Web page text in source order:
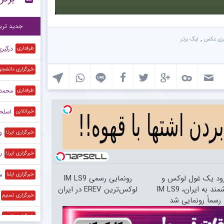
عکس , لیگ برتر
یک غول لوکس و
هوشمند به ایران، IM LS9
رسماً رونمایی شد
رونمایی رسمی IM LS9
لوکس‌ترین EREV در ایران
۲۲:۲۰
جدید
طرفداری
خبرگزاری
طرفداری
خبرانلاین
خبرگزاری ایرنا
خبرگزاری ایرنا
خبرگزاری ایلنا
خبرگزاری تسنیم
خبرگزاری فارس